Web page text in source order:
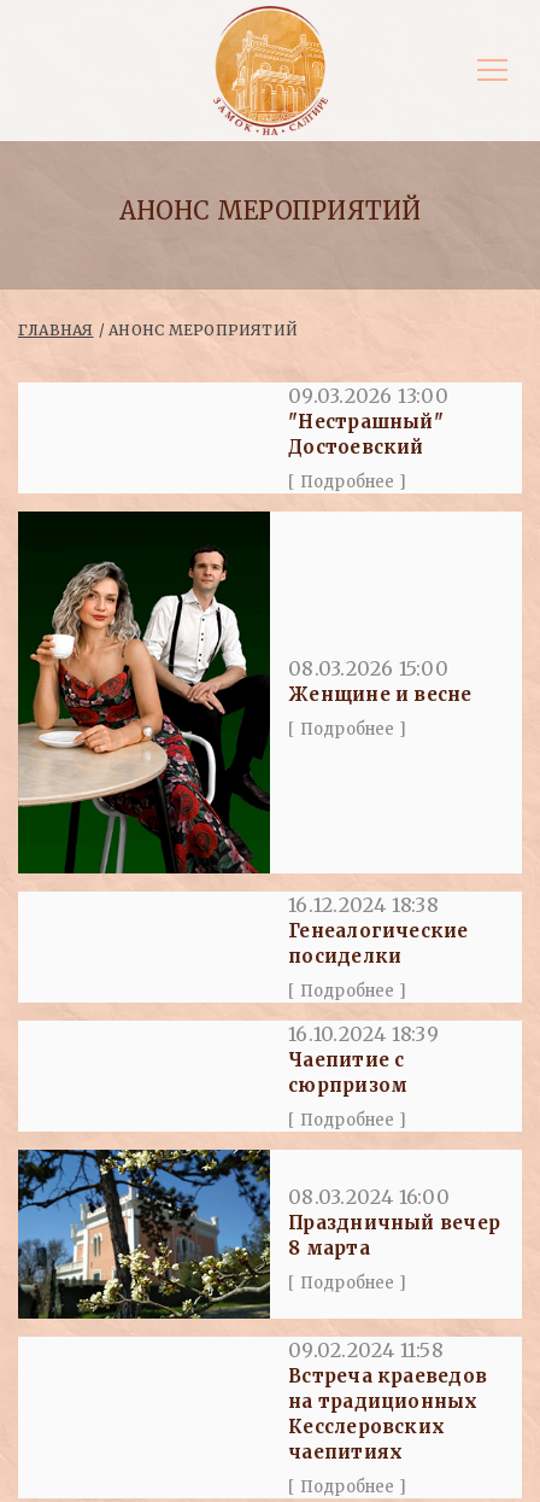
АНОНС МЕРОПРИЯТИЙ
ГЛАВНАЯ АНОНС МЕРОПРИЯТИЙ
09.03.2026 13:00
"Нестрашный"
Достоевский
[ Подробнее ]
08.03.2026 15:00
Женщине и весне
[ Подробнее ]
16.12.2024 18:38
Генеалогические
посиделки
[ Подробнее ]
16.10.2024 18:39
Чаепитие с
сюрпризом
[ Подробнее ]
08.03.2024 16:00
Праздничный вечер
8 марта
[ Подробнее ]
09.02.2024 11:58
Встреча краеведов
на традиционных
Кесслеровских
чаепитиях
[ Подробнее ]